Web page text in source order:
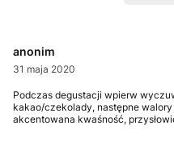
anonim
31 maja 2020
Podczas degustacji wpierw
kakao/czekolady, następne
akcentowana kwaśność,